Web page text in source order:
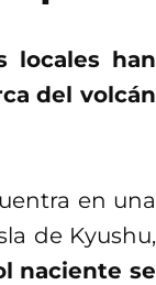
locales han
del volcán
en una
de Kyushu,
naciente se